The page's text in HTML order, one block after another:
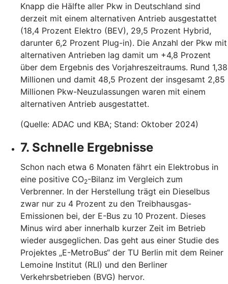
Knapp die Hälfte aller Pkw in Deutschland sind
derzeit mit einem alternativen Antrieb ausgestattet
(18,4 Prozent Elektro (BEV), 29,5 Prozent Hybrid,
darunter 6,2 Prozent Plug-in). Die Anzahl der Pkw mit
alternativen Antrieben lag damit um +4,8 Prozent
über dem Ergebnis des Vorjahreszeitraums. Rund 1,38
Millionen und damit 48,5 Prozent der insgesamt 2,85
Millionen Pkw-Neuzulassungen waren mit einem
alternativen Antrieb ausgestattet.
(Quelle: ADAC und KBA; Stand: Oktober 2024)
7. Schnelle Ergebnisse
Schon nach etwa 6 Monaten fährt ein Elektrobus in
eine positive CO2-Bilanz im Vergleich zum
Verbrenner. In der Herstellung trägt ein Dieselbus
zwar nur zu 4 Prozent zu den Treibhausgas-
Emissionen bei, der E-Bus zu 10 Prozent. Dieses
Minus wird aber innerhalb kurzer Zeit im Betrieb
wieder ausgeglichen. Das geht aus einer Studie des
Projektes „E-MetroBus“ der TU Berlin mit dem Reiner
Lemoine Institut (RLI) und den Berliner
Verkehrsbetrieben (BVG) hervor.